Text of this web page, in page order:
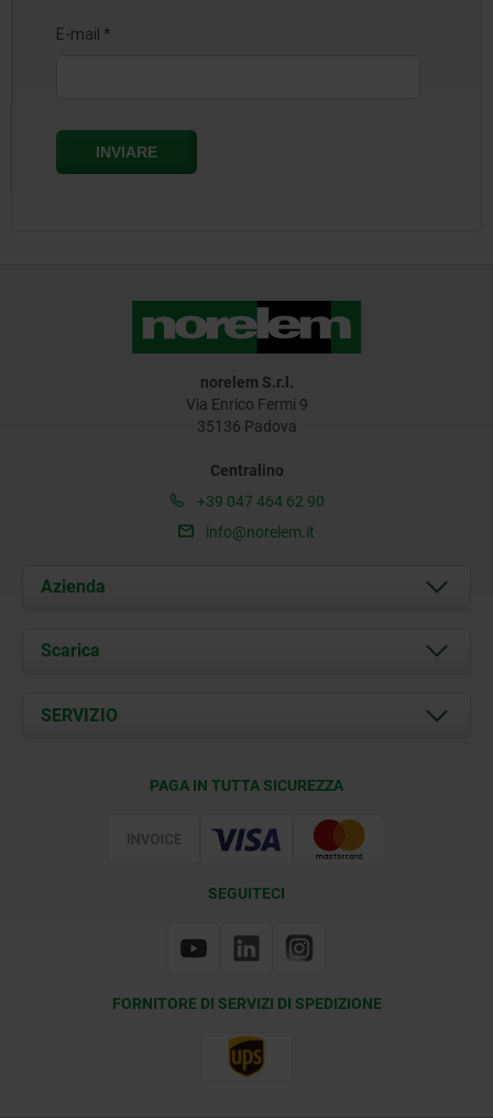
norelem S.r.l.
Via Enrico Fermi 9
35136 Padova
Centralino
+39 047 464 62 90
info@norelem.it
Azienda
Chi siamo
Contatti
Scarica
Documents
SERVIZIO
PAGA IN TUTTA SICUREZZA
SEGUITECI
FORNITORE DI SERVIZI DI SPEDIZIONE